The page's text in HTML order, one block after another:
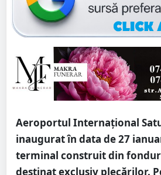
Aeroportul Internațional
inaugurat în data de 27
terminal construit din
destinat exclusiv plecărilor.